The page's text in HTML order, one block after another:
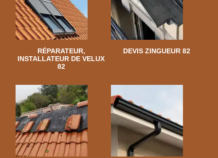
RÉPARATEUR,
INSTALLATEUR DE VELUX
82
DEVIS ZINGUEUR 82